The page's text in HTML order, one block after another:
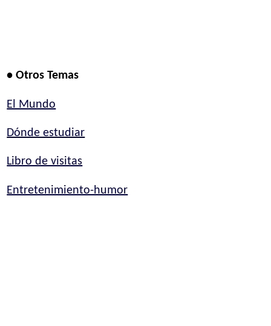
• Otros Temas
El Mundo
Dónde estudiar
Libro de visitas
Entretenimiento-humor